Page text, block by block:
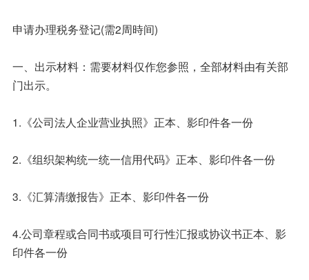
申请办理税务登记(需2周時间)
一、出示材料：需要材料仅作您参照，全部材料由有关部
门出示。
1.《公司法人企业营业执照》正本、影印件各一份
2.《组织架构统一统一信用代码》正本、影印件各一份
3.《汇算清缴报告》正本、影印件各一份
4.公司章程或合同书或项目可行性汇报或协议书正本、影
印件各一份